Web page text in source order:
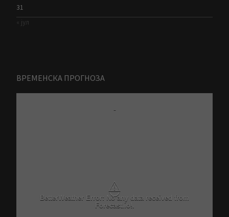
31
« јул
ВРЕМЕНСКА ПРОГНОЗА
-
⚠
BetterWeather Error: No any data received from
Forecast.io!.